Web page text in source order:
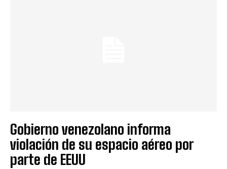
Gobierno venezolano informa
violación de su espacio aéreo por
parte de EEUU